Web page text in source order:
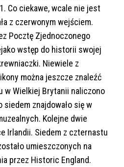
Co ciekawe, wcale nie jest
z czerwonym wejściem.
Pocztę Zjednoczonego
wstęp do historii swojej
Niewiele z
można jeszcze znaleźć
w Wielkiej Brytanii naliczono
siedem znajdowało się w
Kolejne dwie
Irlandii. Siedem z czternastu
umieszczonych na
przez Historic England.